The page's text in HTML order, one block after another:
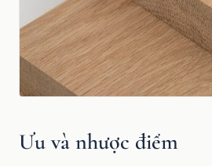
Ưu và nhược điểm